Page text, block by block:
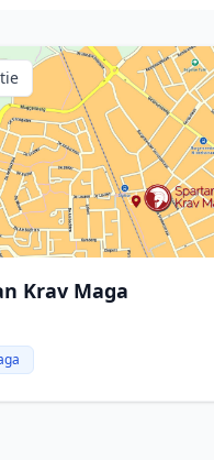
Krav Maga